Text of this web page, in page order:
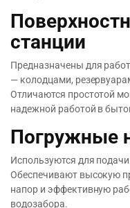
станции
Предназначены для
— колодцами,
Отличаются простотой
надежной работой в
Погружные
Используются для
Обеспечивают высокую
напор и эффективную
водозабора.